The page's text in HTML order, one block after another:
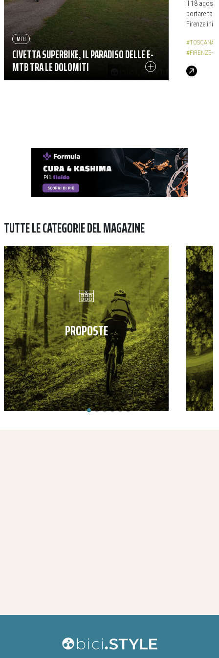
CIVETTA SUPERBIKE, IL PARADISO DELLE E-
MTB TRA LE DOLOMITI
MTB
Il 18
portare
Firenze
#TOSCANA
#FIRENZE-
TUTTE LE CATEGORIE DEL MAGAZINE
PROPOSTE